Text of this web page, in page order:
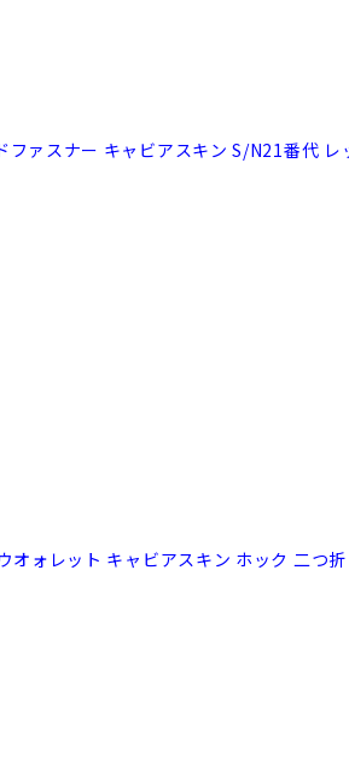
ファスナー キャビアスキン S/N21番代 レ
オォレット キャビアスキン ホック 二つ